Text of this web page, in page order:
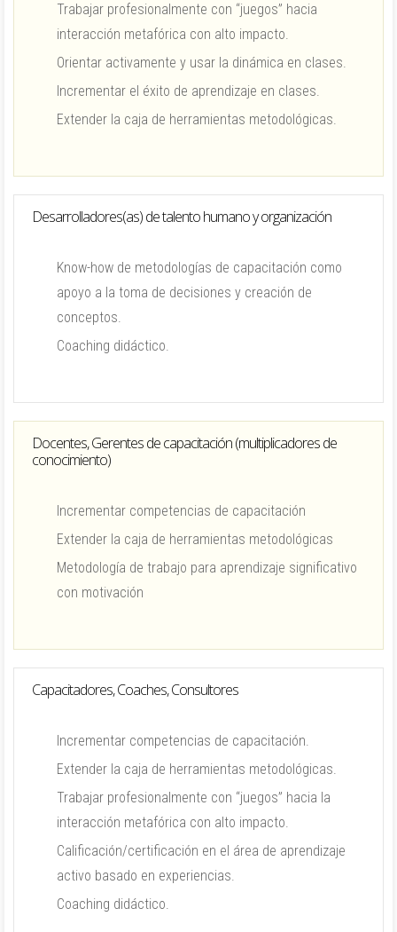
Trabajar profesionalmente con “juegos” hacia
interacción metafórica con alto impacto.
Orientar activamente y usar la dinámica en clases.
Incrementar el éxito de aprendizaje en clases.
Extender la caja de herramientas metodológicas.
Desarrolladores(as) de talento humano y organización
Know-how de metodologías de capacitación como
apoyo a la toma de decisiones y creación de
conceptos.
Coaching didáctico.
Docentes, Gerentes de capacitación (multiplicadores de
conocimiento)
Incrementar competencias de capacitación
Extender la caja de herramientas metodológicas
Metodología de trabajo para aprendizaje significativo
con motivación
Capacitadores, Coaches, Consultores
Incrementar competencias de capacitación.
Extender la caja de herramientas metodológicas.
Trabajar profesionalmente con “juegos” hacia la
interacción metafórica con alto impacto.
Calificación/certificación en el área de aprendizaje
activo basado en experiencias.
Coaching didáctico.